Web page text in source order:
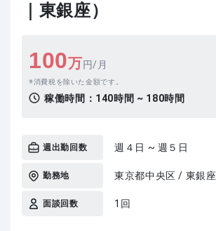
｜東銀座）
100万円/月
消費税を除いた金額です。
稼働時間： 140時間 ~ 180時間
週出勤回数 週４日 ~ 週５日
勤務地 東京都中央区 / 東銀座
面談回数 1回